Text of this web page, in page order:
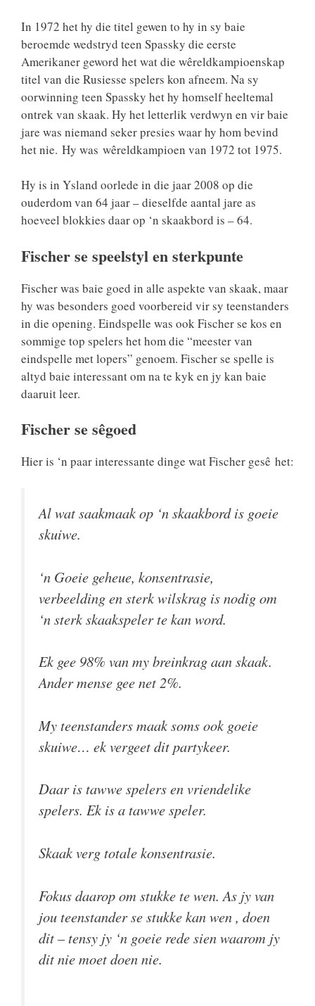
In 1972 het hy die titel gewen to hy in sy baie
beroemde wedstryd teen Spassky die eerste
Amerikaner geword het wat die wêreldkampioenskap
titel van die Rusiesse spelers kon afneem. Na sy
oorwinning teen Spassky het hy homself heeltemal
ontrek van skaak. Hy het letterlik verdwyn en vir baie
jare was niemand seker presies waar hy hom bevind
het nie. Hy was wêreldkampioen van 1972 tot 1975.
Hy is in Ysland oorlede in die jaar 2008 op die
ouderdom van 64 jaar – dieselfde aantal jare as
hoeveel blokkies daar op ‘n skaakbord is – 64.
Fischer se speelstyl en sterkpunte
Fischer was baie goed in alle aspekte van skaak, maar
hy was besonders goed voorbereid vir sy teenstanders
in die opening. Eindspelle was ook Fischer se kos en
sommige top spelers het hom die “meester van
eindspelle met lopers” genoem. Fischer se spelle is
altyd baie interessant om na te kyk en jy kan baie
daaruit leer.
Fischer se sêgoed
Hier is ‘n paar interessante dinge wat Fischer gesê het:
Al wat saakmaak op ‘n skaakbord is goeie
skuiwe.
‘n Goeie geheue, konsentrasie,
verbeelding en sterk wilskrag is nodig om
‘n sterk skaakspeler te kan word.
Ek gee 98% van my breinkrag aan skaak.
Ander mense gee net 2%.
My teenstanders maak soms ook goeie
skuiwe… ek vergeet dit partykeer.
Daar is tawwe spelers en vriendelike
spelers. Ek is a tawwe speler.
Skaak verg totale konsentrasie.
Fokus daarop om stukke te wen. As jy van
jou teenstander se stukke kan wen , doen
dit – tensy jy ‘n goeie rede sien waarom jy
dit nie moet doen nie.